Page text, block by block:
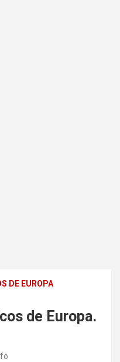
DE EUROPA
de Europa.